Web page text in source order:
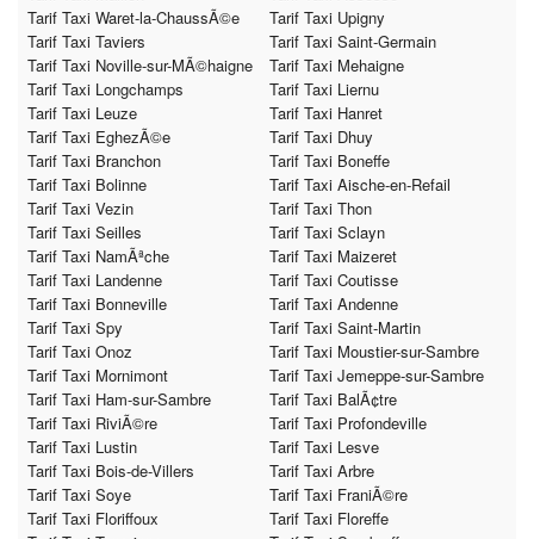
Tarif Taxi Waret-la-ChaussÃ©e
Tarif Taxi Upigny
Tarif Taxi Taviers
Tarif Taxi Saint-Germain
Tarif Taxi Noville-sur-MÃ©haigne
Tarif Taxi Mehaigne
Tarif Taxi Longchamps
Tarif Taxi Liernu
Tarif Taxi Leuze
Tarif Taxi Hanret
Tarif Taxi EghezÃ©e
Tarif Taxi Dhuy
Tarif Taxi Branchon
Tarif Taxi Boneffe
Tarif Taxi Bolinne
Tarif Taxi Aische-en-Refail
Tarif Taxi Vezin
Tarif Taxi Thon
Tarif Taxi Seilles
Tarif Taxi Sclayn
Tarif Taxi NamÃªche
Tarif Taxi Maizeret
Tarif Taxi Landenne
Tarif Taxi Coutisse
Tarif Taxi Bonneville
Tarif Taxi Andenne
Tarif Taxi Spy
Tarif Taxi Saint-Martin
Tarif Taxi Onoz
Tarif Taxi Moustier-sur-Sambre
Tarif Taxi Mornimont
Tarif Taxi Jemeppe-sur-Sambre
Tarif Taxi Ham-sur-Sambre
Tarif Taxi BalÃ¢tre
Tarif Taxi RiviÃ©re
Tarif Taxi Profondeville
Tarif Taxi Lustin
Tarif Taxi Lesve
Tarif Taxi Bois-de-Villers
Tarif Taxi Arbre
Tarif Taxi Soye
Tarif Taxi FraniÃ©re
Tarif Taxi Floriffoux
Tarif Taxi Floreffe